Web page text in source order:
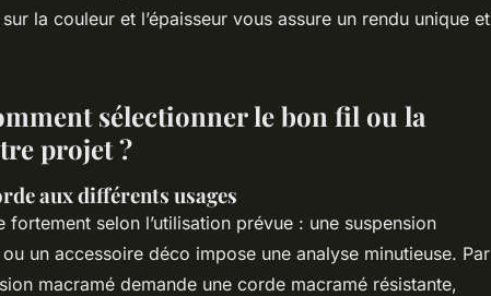
la couleur et l’épaisseur vous assure un rendu unique et
sélectionner le bon fil ou la
projet ?
aux différents usages
selon l’utilisation prévue : une suspension
un accessoire déco impose une analyse minutieuse. Par
macramé demande une corde macramé résistante,